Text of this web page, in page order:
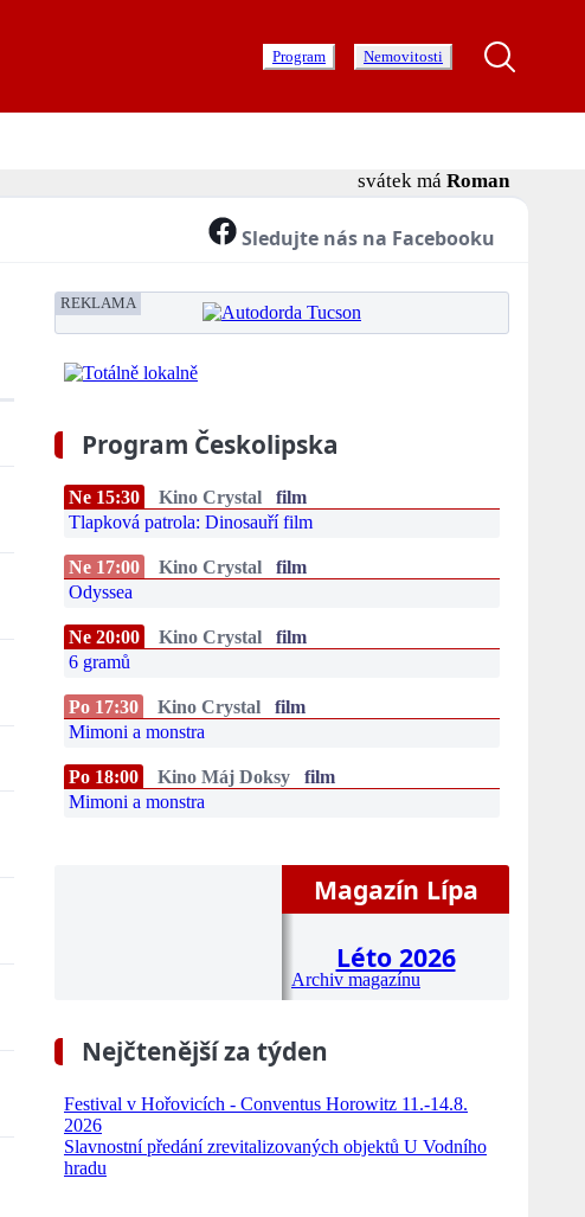
Program Nemovitosti
svátek má Roman
Sledujte nás na Facebooku
REKLAMA
Program Českolipska
Ne 15:30 Kino Crystal
film
Tlapková patrola: Dinosauří film
Ne 17:00 Kino Crystal
film
Odyssea
Ne 20:00 Kino Crystal
film
6 gramů
Po 17:30 Kino Crystal
film
Mimoni a monstra
Po 18:00 Kino Máj Doksy
film
Mimoni a monstra
Magazín Lípa
Léto 2026
Archiv magazínu
Nejčtenější za týden
Festival v Hořovicích - Conventus Horowitz 11.-14.8.
2026
Slavnostní předání zrevitalizovaných objektů U Vodního
hradu